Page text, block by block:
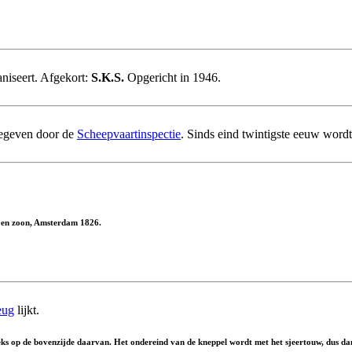
Afgekort: S.K.S. Opgericht in 1946.
door de Scheepvaartinspectie. Sinds eind twintigste eeuw
zoon, Amsterdam 1826.
lijkt.
op de bovenzijde daarvan. Het ondereind van de kneppel wordt met het sjeertouw, dus